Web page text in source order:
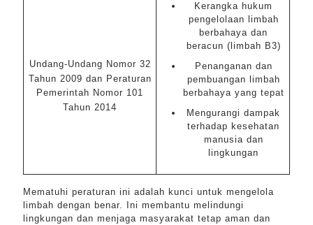
Undang-Undang Nomor 32
Tahun 2009 dan Peraturan
Pemerintah Nomor 101
Tahun 2014
Kerangka hukum
pengelolaan limbah
berbahaya dan
beracun (limbah B3)
Penanganan dan
pembuangan limbah
berbahaya yang tepat
Mengurangi dampak
terhadap kesehatan
manusia dan
lingkungan
Mematuhi peraturan ini adalah kunci untuk mengelola
limbah dengan benar. Ini membantu melindungi
lingkungan dan menjaga masyarakat tetap aman dan